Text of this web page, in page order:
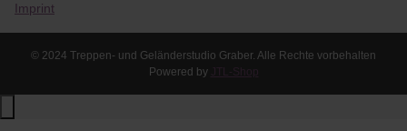
Imprint
© 2024 Treppen- und Geländerstudio Graber. Alle Rechte vorbehalten
Powered by